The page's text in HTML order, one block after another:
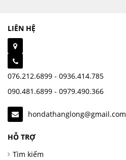
LIÊN HỆ
076.212.6899 - 0936.414.785
090.481.6899 - 0979.490.366
hondathanglong@gmail.com
HỖ TRỢ
Tìm kiếm